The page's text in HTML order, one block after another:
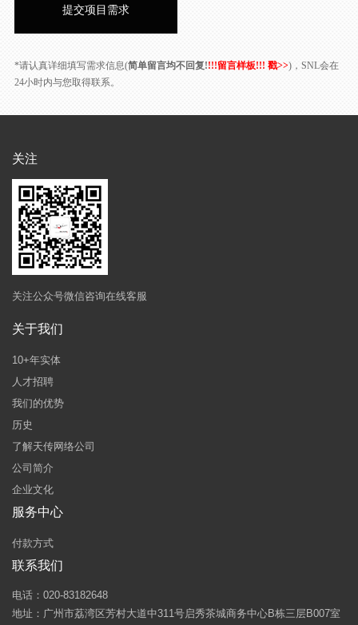
*请认真详细填写需求信息(简单留言均不回复!!!!留言样板!!! 戳>>)，SNL会在
24小时内与您取得联系。
关注
关注公众号微信咨询在线客服
关于我们
10+年实体
人才招聘
我们的优势
历史
了解天传网络公司
公司简介
企业文化
服务中心
付款方式
联系我们
电话：020-83182648
地址：广州市荔湾区芳村大道中311号启秀茶城商务中心B栋三层B007室